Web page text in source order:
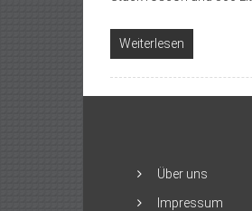
Weiterlesen
Über uns
Impressum